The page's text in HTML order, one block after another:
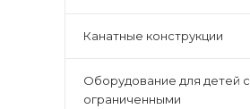
Канатные конструкции
Оборудование для детей с
ограниченными